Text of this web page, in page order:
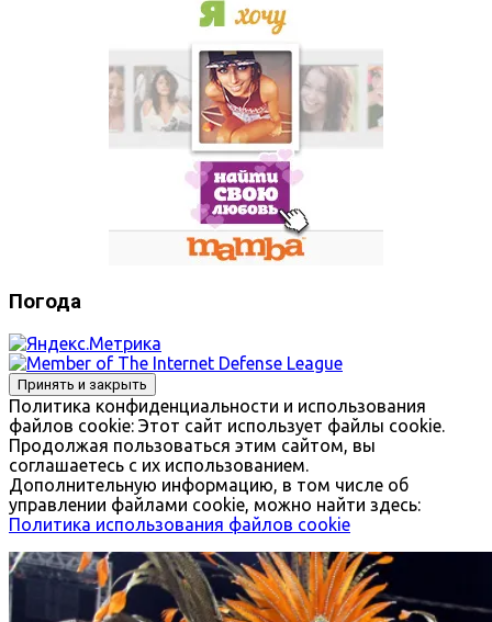
Погода
Политика конфиденциальности и использования
файлов сookie: Этот сайт использует файлы cookie.
Продолжая пользоваться этим сайтом, вы
соглашаетесь с их использованием.
Дополнительную информацию, в том числе об
управлении файлами cookie, можно найти здесь:
Политика использования файлов cookie